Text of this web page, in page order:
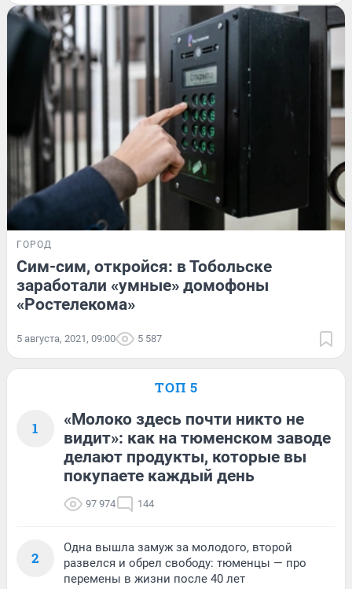
ГОРОД
Сим-сим, откройся: в Тобольске
заработали «умные» домофоны
«Ростелекома»
5 августа, 2021, 09:00 5 587
ТОП 5
1
«Молоко здесь почти никто не
видит»: как на тюменском заводе
делают продукты, которые вы
покупаете каждый день
97 974 144
2
Одна вышла замуж за молодого, второй
развелся и обрел свободу: тюменцы — про
перемены в жизни после 40 лет